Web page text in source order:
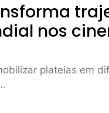
nos
plateias em